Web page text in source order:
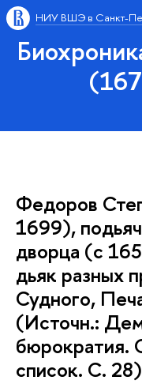
НИУ ВШЭ в Санкт-
Федоров
1699),
дворца (с
дьяк разных
Судного,
(Источн.:
бюрократия.
список. С.